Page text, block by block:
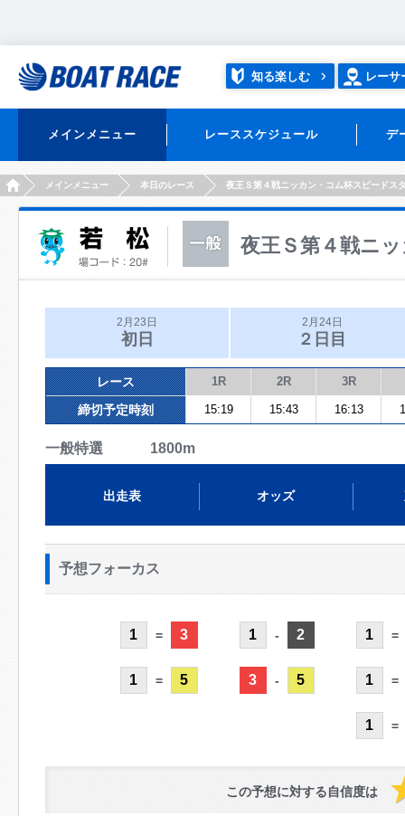
知る楽しむ レーサ
メインメニュー レーススケジュール デ
HOMEメインメニュー 本日のレース 夜王Ｓ第４戦ニッカン・コム杯スピードス
夜王Ｓ第４戦ニ
2月23日
初日
2月24日
２日目
レース 1R 2R 3R
締切予定時刻 15:19 15:43 16:13
一般特選 1800m
出走表 オッズ
予想フォーカス
1 = 3
1 = 5
1 - 2
3 - 5
1 =
1 =
1 =
この予想に対する自信度は